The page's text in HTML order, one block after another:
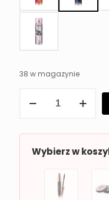
38 w magazynie
Mgiełka
Fly
AwayWybierz w